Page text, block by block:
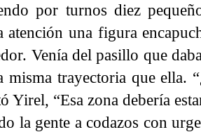
por turnos diez
atención una figura
Venía del pasillo que
misma trayectoria que ella.
Yirel, “Esa zona debería
la gente a codazos con